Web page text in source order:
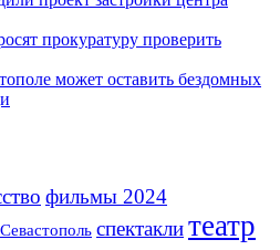
прокуратуру проверить
может оставить бездомных
фильмы 2024
спектаклитеатр